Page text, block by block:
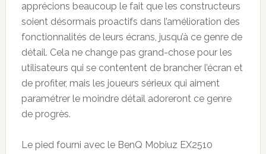
apprécions beaucoup le fait que les constructeurs
soient désormais proactifs dans l’amélioration des
fonctionnalités de leurs écrans, jusqu’à ce genre de
détail. Cela ne change pas grand-chose pour les
utilisateurs qui se contentent de brancher l’écran et
de profiter, mais les joueurs sérieux qui aiment
paramétrer le moindre détail adoreront ce genre
de progrès.
Le pied fourni avec le BenQ Mobiuz EX2510